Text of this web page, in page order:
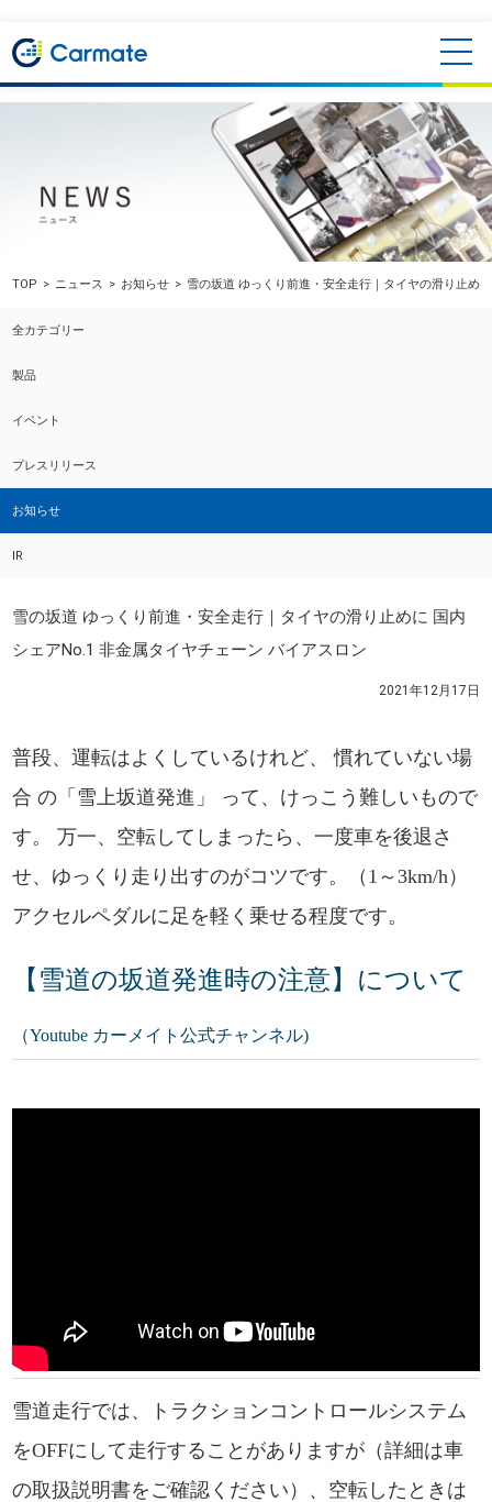
TOP ニュース お知らせ 雪の坂道 ゆっくり前進・安全走行｜タイヤの滑り止め
全カテゴリー
製品
イベント
プレスリリース
お知らせ
IR
雪の坂道 ゆっくり前進・安全走行｜タイヤの滑り止めに 国内
シェアNo.1 非金属タイヤチェーン バイアスロン
2021年12月17日
普段、運転はよくしているけれど、 慣れていない場
合 の「雪上坂道発進」 って、けっこう難しいもので
す。 万一、空転してしまったら、一度車を後退さ
せ、ゆっくり走り出すのがコツです。（1～3km/h）
アクセルペダルに足を軽く乗せる程度です。
【雪道の坂道発進時の注意】について
（Youtube カーメイト公式チャンネル)
雪道走行では、トラクションコントロールシステム
をOFFにして走行することがありますが（詳細は車
の取扱説明書をご確認ください）、空転したときは